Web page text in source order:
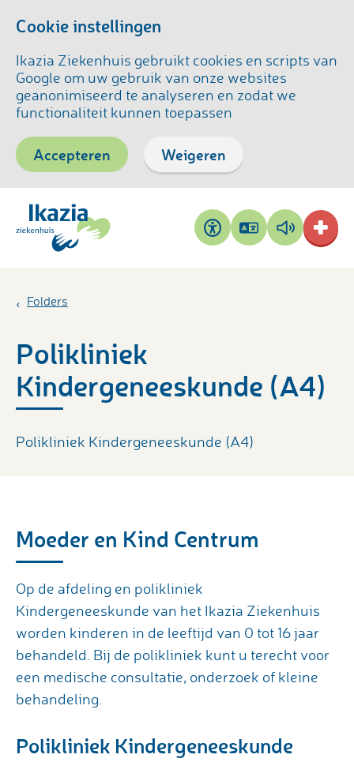
Cookie instellingen
Ikazia Ziekenhuis gebruikt cookies en scripts van
Google om uw gebruik van onze websites
geanonimiseerd te analyseren en zodat we
functionaliteit kunnen toepassen
Accepteren Weigeren
Toegankelijkheid
Pagina
vertalen
Pagina
voorlezen
Folders
Polikliniek
Kindergeneeskunde (A4)
Polikliniek Kindergeneeskunde (A4)
Moeder en Kind Centrum
Op de afdeling en polikliniek
Kindergeneeskunde van het Ikazia Ziekenhuis
worden kinderen in de leeftijd van 0 tot 16 jaar
behandeld. Bij de polikliniek kunt u terecht voor
een medische consultatie, onderzoek of kleine
behandeling.
Polikliniek Kindergeneeskunde